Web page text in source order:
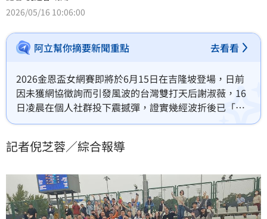
2026/05/16 10:06:00
阿立幫你摘要新聞重點 去看看
2026金恩盃女網賽即將於6月15日在吉隆坡登場，日前
因未獲網協徵詢而引發風波的台灣雙打天后謝淑薇，16
日凌晨在個人社群投下震撼彈，證實幾經波折後已「參
賽確認」。目前WTA世界女雙排名13的她，甚至開心加
記者倪芝蓉／綜合報導